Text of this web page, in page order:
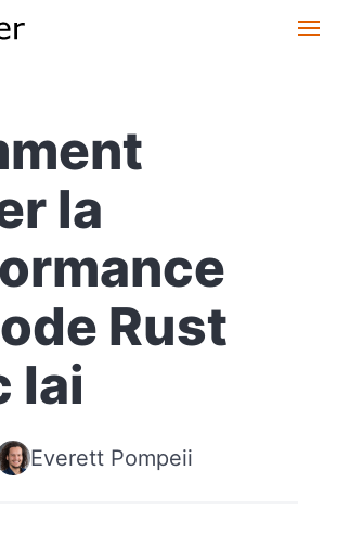
la
Rust
Iai
Everett Pompeii